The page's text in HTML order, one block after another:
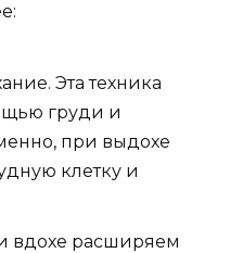
Эта техника
груди и
при выдохе
клетку и
вдохе расширяем